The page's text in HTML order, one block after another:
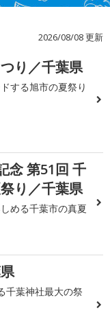
2026/08/08 更新
り／千葉県
する旭市の夏祭り
念 第51回 千
り／千葉県
める千葉市の真夏
千葉神社最大の祭